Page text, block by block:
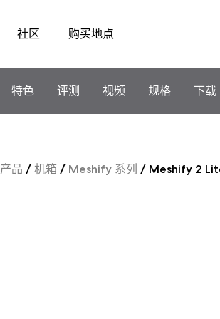
社区 购买地点
特色 评测 视频 规格 下载
产品 /机箱 / Meshify 系列 / Meshify 2